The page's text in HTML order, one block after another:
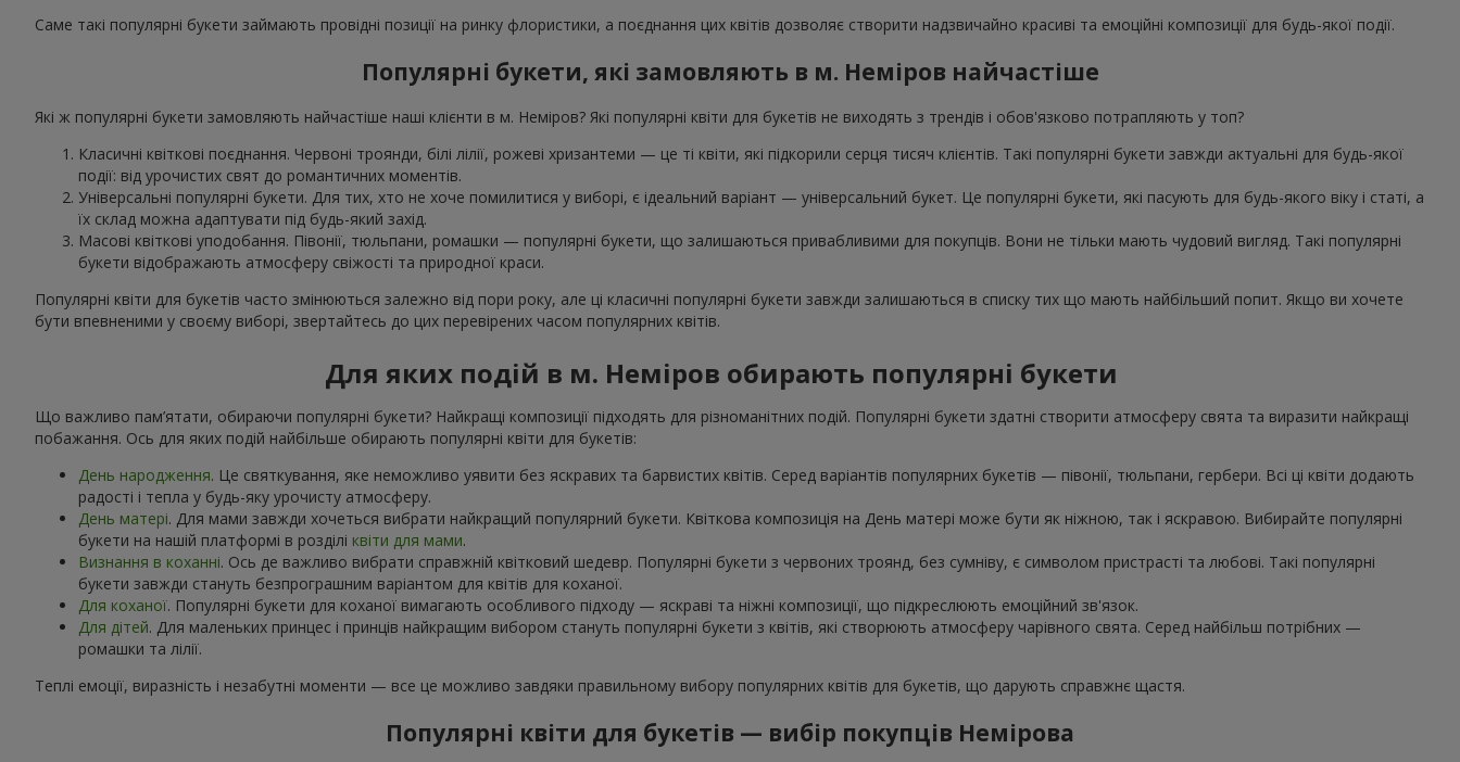
Саме такі популярні букети займають провідні позиції на ринку флористики, а поєднання цих квітів дозволяє створити надзвичайно красиві та емоційні композиції для будь-якої події.
Популярні букети, які замовляють в м. Неміров найчастіше
Які ж популярні букети замовляють найчастіше наші клієнти в м. Неміров? Які популярні квіти для букетів не виходять з трендів і обов'язково потрапляють у топ?
Класичні квіткові поєднання. Червоні троянди, білі лілії, рожеві хризантеми — це ті квіти, які підкорили серця тисяч клієнтів. Такі популярні букети завжди актуальні для будь-якої
події: від урочистих свят до романтичних моментів.
Універсальні популярні букети. Для тих, хто не хоче помилитися у виборі, є ідеальний варіант — універсальний букет. Це популярні букети, які пасують для будь-якого віку і статі, а
їх склад можна адаптувати під будь-який захід.
Масові квіткові уподобання. Півонії, тюльпани, ромашки — популярні букети, що залишаються привабливими для покупців. Вони не тільки мають чудовий вигляд. Такі популярні
букети відображають атмосферу свіжості та природної краси.
Популярні квіти для букетів часто змінюються залежно від пори року, але ці класичні популярні букети завжди залишаються в списку тих що мають найбільший попит. Якщо ви хочете
бути впевненими у своєму виборі, звертайтесь до цих перевірених часом популярних квітів.
Для яких подій в м. Неміров обирають популярні букети
Що важливо пам’ятати, обираючи популярні букети? Найкращі композиції підходять для різноманітних подій. Популярні букети здатні створити атмосферу свята та виразити найкращі
побажання. Ось для яких подій найбільше обирають популярні квіти для букетів:
День народження. Це святкування, яке неможливо уявити без яскравих та барвистих квітів. Серед варіантів популярних букетів — півонії, тюльпани, гербери. Всі ці квіти додають
радості і тепла у будь-яку урочисту атмосферу.
День матері. Для мами завжди хочеться вибрати найкращий популярний букети. Квіткова композиція на День матері може бути як ніжною, так і яскравою. Вибирайте популярні
букети на нашій платформі в розділі квіти для мами.
Визнання в коханні. Ось де важливо вибрати справжній квітковий шедевр. Популярні букети з червоних троянд, без сумніву, є символом пристрасті та любові. Такі популярні
букети завжди стануть безпрограшним варіантом для квітів для коханої.
Для коханої. Популярні букети для коханої вимагають особливого підходу — яскраві та ніжні композиції, що підкреслюють емоційний зв'язок.
Для дітей. Для маленьких принцес і принців найкращим вибором стануть популярні букети з квітів, які створюють атмосферу чарівного свята. Серед найбільш потрібних —
ромашки та лілії.
Теплі емоції, виразність і незабутні моменти — все це можливо завдяки правильному вибору популярних квітів для букетів, що дарують справжнє щастя.
Популярні квіти для букетів — вибір покупців Немірова